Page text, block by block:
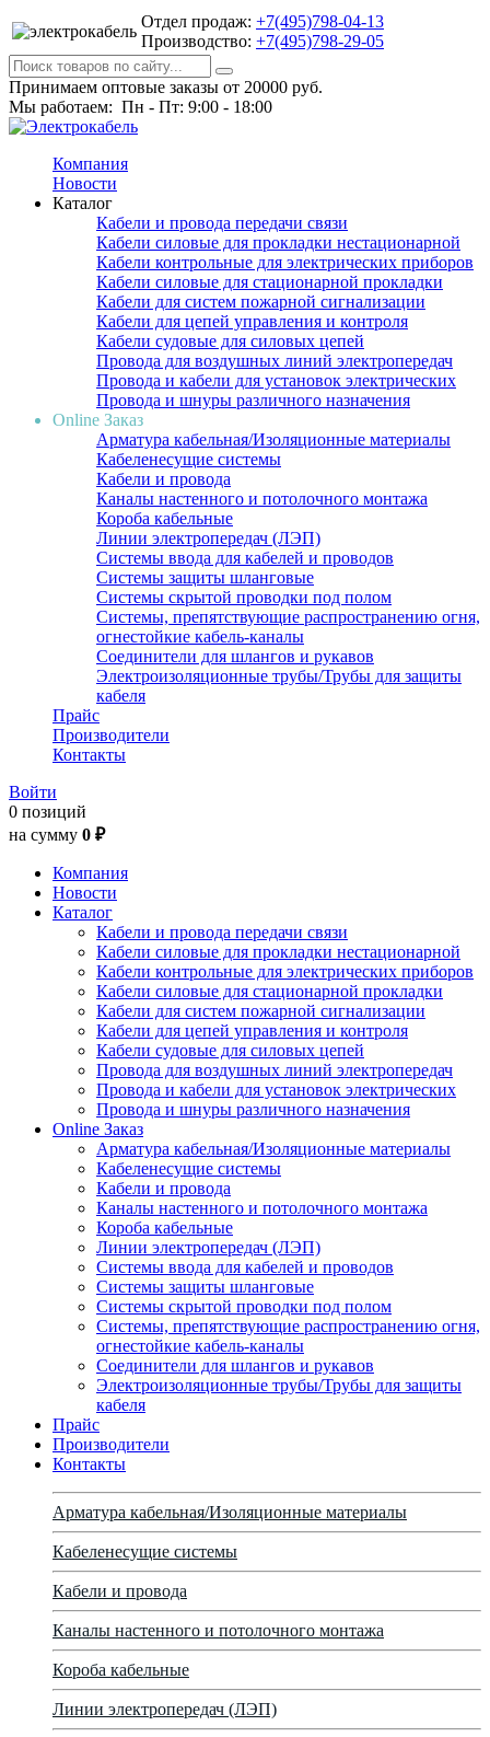
Отдел продаж: +7(495)798-04-13
Производство: +7(495)798-29-05
Принимаем оптовые заказы от 20000 руб.
Мы работаем: Пн - Пт: 9:00 - 18:00
Компания
Новости
Каталог
Кабели и провода передачи связи
Кабели силовые для прокладки нестационарной
Кабели контрольные для электрических приборов
Кабели силовые для стационарной прокладки
Кабели для систем пожарной сигнализации
Кабели для цепей управления и контроля
Кабели судовые для силовых цепей
Провода для воздушных линий электропередач
Провода и кабели для установок электрических
Провода и шнуры различного назначения
Online Заказ
Арматура кабельная/Изоляционные материалы
Кабеленесущие системы
Кабели и провода
Каналы настенного и потолочного монтажа
Короба кабельные
Линии электропередач (ЛЭП)
Системы ввода для кабелей и проводов
Системы защиты шланговые
Системы скрытой проводки под полом
Системы, препятствующие распространению огня,
огнестойкие кабель-каналы
Соединители для шлангов и рукавов
Электроизоляционные трубы/Трубы для защиты
кабеля
Прайс
Производители
Контакты
Войти
0 позиций
на сумму 0 ₽
Компания
Новости
Каталог
Кабели и провода передачи связи
Кабели силовые для прокладки нестационарной
Кабели контрольные для электрических приборов
Кабели силовые для стационарной прокладки
Кабели для систем пожарной сигнализации
Кабели для цепей управления и контроля
Кабели судовые для силовых цепей
Провода для воздушных линий электропередач
Провода и кабели для установок электрических
Провода и шнуры различного назначения
Online Заказ
Арматура кабельная/Изоляционные материалы
Кабеленесущие системы
Кабели и провода
Каналы настенного и потолочного монтажа
Короба кабельные
Линии электропередач (ЛЭП)
Системы ввода для кабелей и проводов
Системы защиты шланговые
Системы скрытой проводки под полом
Системы, препятствующие распространению огня,
огнестойкие кабель-каналы
Соединители для шлангов и рукавов
Электроизоляционные трубы/Трубы для защиты
кабеля
Прайс
Производители
Контакты
Арматура кабельная/Изоляционные материалы
Кабеленесущие системы
Кабели и провода
Каналы настенного и потолочного монтажа
Короба кабельные
Линии электропередач (ЛЭП)